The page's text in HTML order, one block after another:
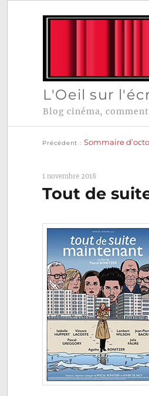
L'Oeil sur
Blog cinéma,
Navigation
l’article
Précédent Sommaire
1 novembre 2018
Tout de